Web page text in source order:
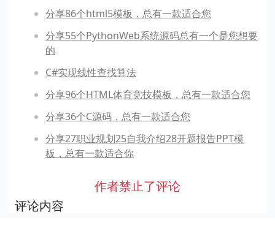
分享86个html5模板，总有一款适合您
分享55个PythonWeb系统源码总有一个是您想要
的
C#实现线性查找算法
分享96个HTML体育竞技模板，总有一款适合您
分享36个C源码，总有一款适合您
分享27职业规划25自我介绍28开题报告PPT模
板，总有一款适合你
作者禁止了评论
评论内容